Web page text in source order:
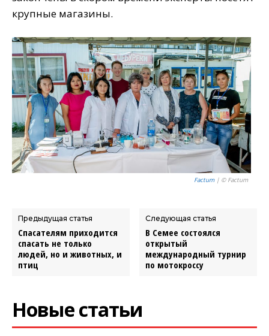
крупные магазины.
Factum| © Factum
Предыдущая статья
Спасателям приходится
спасать не только
людей, но и животных, и
птиц
Следующая статья
В Семее состоялся
открытый
международный турнир
по мотокроссу
Новые статьи